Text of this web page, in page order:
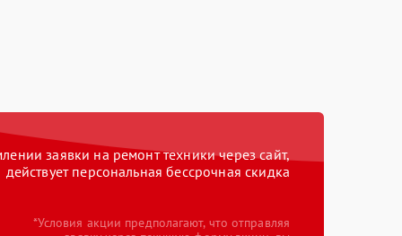
заявки на ремонт техники через сайт,
действует персональная бессрочная скидка
*Условия акции предполагают, что отправляя